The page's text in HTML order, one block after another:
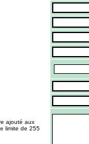
ajouté aux
limite de 255